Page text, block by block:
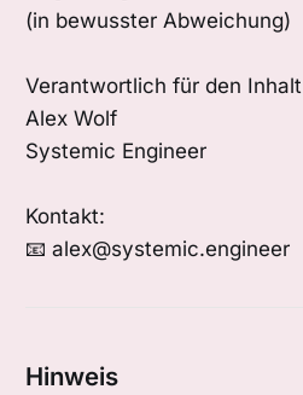
(in bewusster Abweichung)
Verantwortlich für den
Alex Wolf
Systemic Engineer
Kontakt:
📧 alex@systemic.engineer
Hinweis